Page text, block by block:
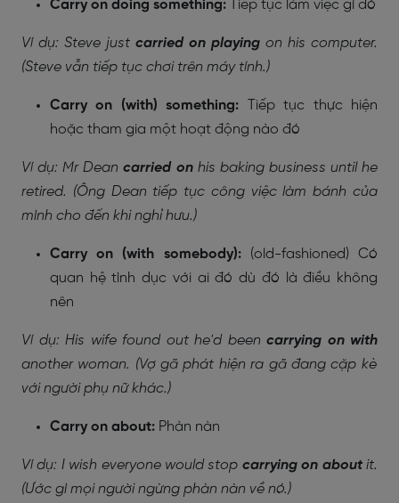
Carry on doing something: Tiếp tục làm việc gì đó
Ví dụ: Steve just carried on playing on his computer.
(Steve vẫn tiếp tục chơi trên máy tính.)
Carry on (with) something:
Tiếp tục thực hiện
hoặc tham gia một hoạt động nào đó
Ví dụ: Mr Deancarried onhis baking business until he
retired. (Ông Dean tiếp tục công việc làm bánh của
mình cho đến khi nghỉ hưu.)
Carry on (with somebody):(old-fashioned) Có
quan hệ tình dục với ai đó dù đó là điều không
nên
Ví dụ: His wife found out he'd been carrying on with
another woman. (Vợ gã phát hiện ra gã đang cặp kè
với người phụ nữ khác.)
Carry on about: Phàn nàn
Ví dụ: I wish everyone would stop carrying on aboutit.
(Ước gì mọi người ngừng phàn nàn về nó.)